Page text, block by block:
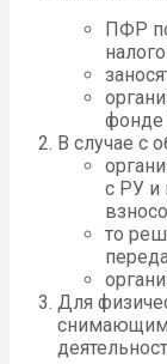
ПФР
фонде
В случае с
с РУ и
то
Для